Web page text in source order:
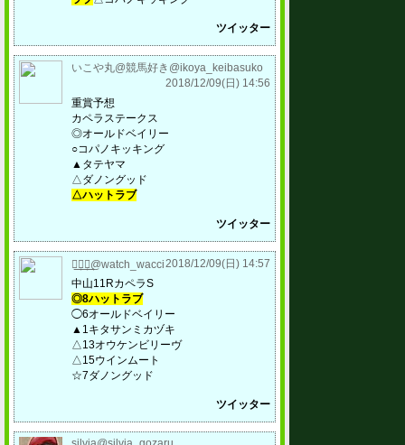
ツイッター
いこや丸@競馬好き@ikoya_keibasuko
2018/12/09(日) 14:56
重賞予想
カペラステークス
◎オールドベイリー
○コパノキッキング
▲タテヤマ
△ダノングッド
△ハットラブ
ツイッター
わ͢っ͢ち͢@watch_wacci2018/12/09(日) 14:57
中山11RカペラS
◎8ハットラブ
◯6オールドベイリー
▲1キタサンミカヅキ
△13オウケンビリーヴ
△15ウインムート
☆7ダノングッド
ツイッター